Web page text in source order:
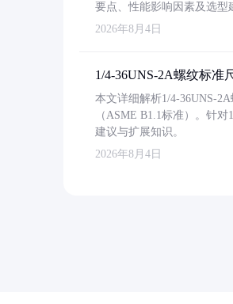
要点、性能影响因素及选型
2026年8月4日
1/4-36UNS-2A螺纹标准
本文详细解析1/4-36UNS-
（ASME B1.1标准）。针
建议与扩展知识。
2026年8月4日